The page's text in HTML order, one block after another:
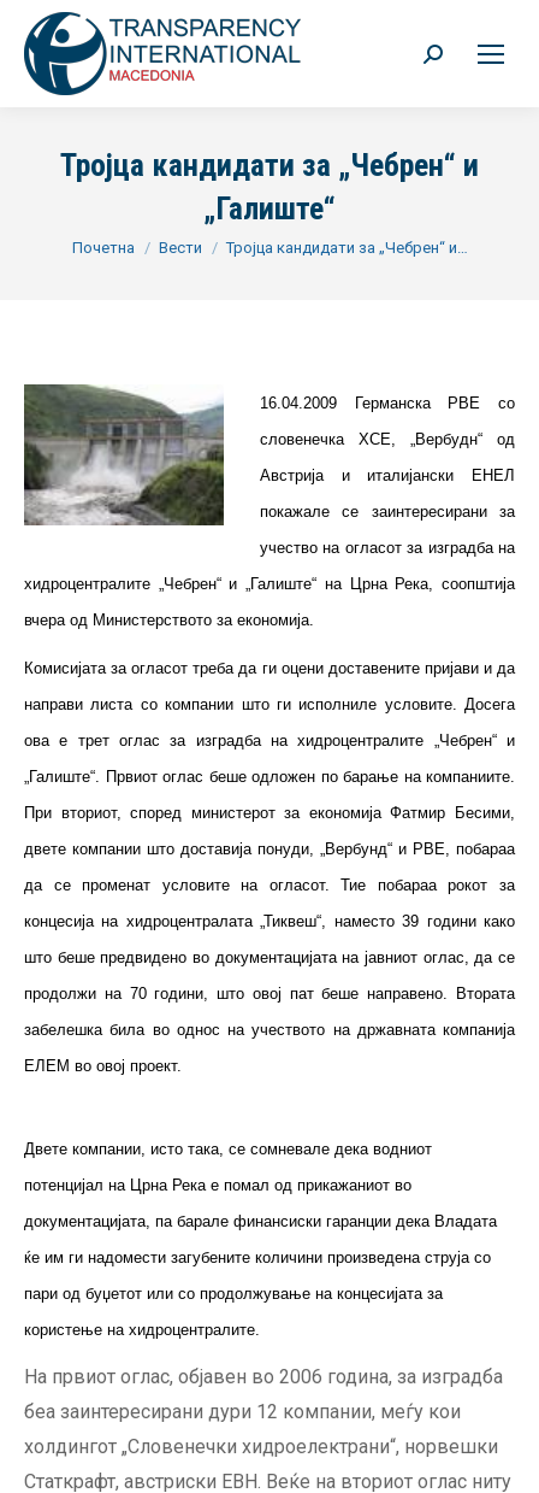
Search:
Тројца кандидати за „Чебрен“ и
„Галиште“
You are here:
Почетна Вести Тројца кандидати за „Чебрен“ и…
16.04.2009 Германска РВЕ со
словенечка ХСЕ, „Вербудн“ од
Австрија и италијански ЕНЕЛ
покажале се заинтересирани за
учество на огласот за изградба на
хидроцентралите „Чебрен“ и „Галиште“ на Црна Река, соопштија
вчера од Министерството за економија.
Комисијата за огласот треба да ги оцени доставените пријави и да
направи листа со компании што ги исполниле условите. Досега
ова е трет оглас за изградба на хидроцентралите „Чебрен“ и
„Галиште“. Првиот оглас беше одложен по барање на компаниите.
При вториот, според министерот за економија Фатмир Бесими,
двете компании што доставија понуди, „Вербунд“ и РВЕ, побараа
да се променат условите на огласот. Тие побараа рокот за
концесија на хидроцентралата „Тиквеш“, наместо 39 години како
што беше предвидено во документацијата на јавниот оглас, да се
продолжи на 70 години, што овој пат беше направено. Втората
забелешка била во однос на учеството на државната компанија
ЕЛЕМ во овој проект.
Двете компании, исто така, се сомневале дека водниот
потенцијал на Црна Река е помал од прикажаниот во
документацијата, па барале финансиски гаранции дека Владата
ќе им ги надомести загубените количини произведена струја со
пари од буџетот или со продолжување на концесијата за
користење на хидроцентралите.
На првиот оглас, објавен во 2006 година, за изградба
беа заинтересирани дури 12 компании, меѓу кои
холдингот „Словенечки хидроелектрани“, норвешки
Статкрафт, австриски ЕВН. Веќе на вториот оглас ниту